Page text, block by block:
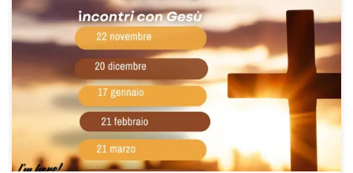
ANDIAMO AL CUORE incontri con Gesù 22 novembre 20 dicembre
17 gennaio 21 febbraio 21 marzo 23 maggio ADORAZIONE
EUCARISTICA CAPPELLINA DELL’ORATORIO dalle 20.45 -21.45